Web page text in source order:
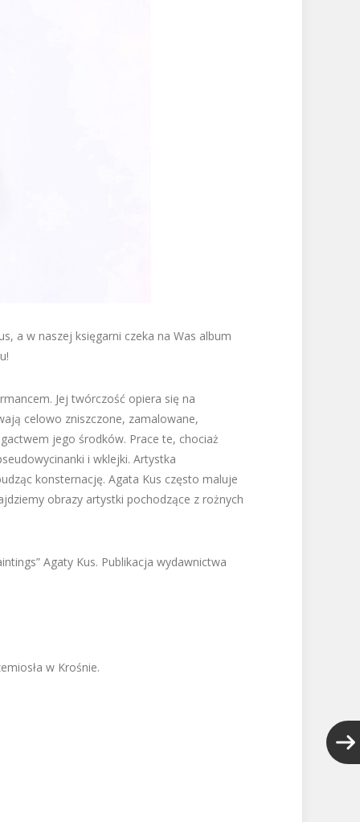
a w naszej księgarni czeka na Was album
Jej twórczość opiera się na
celowo zniszczone, zamalowane,
jego środków. Prace te, chociaż
i wklejki. Artystka
konsternację. Agata Kus często maluje
obrazy artystki pochodzące z rożnych
Agaty Kus. Publikacja wydawnictwa
w Krośnie.